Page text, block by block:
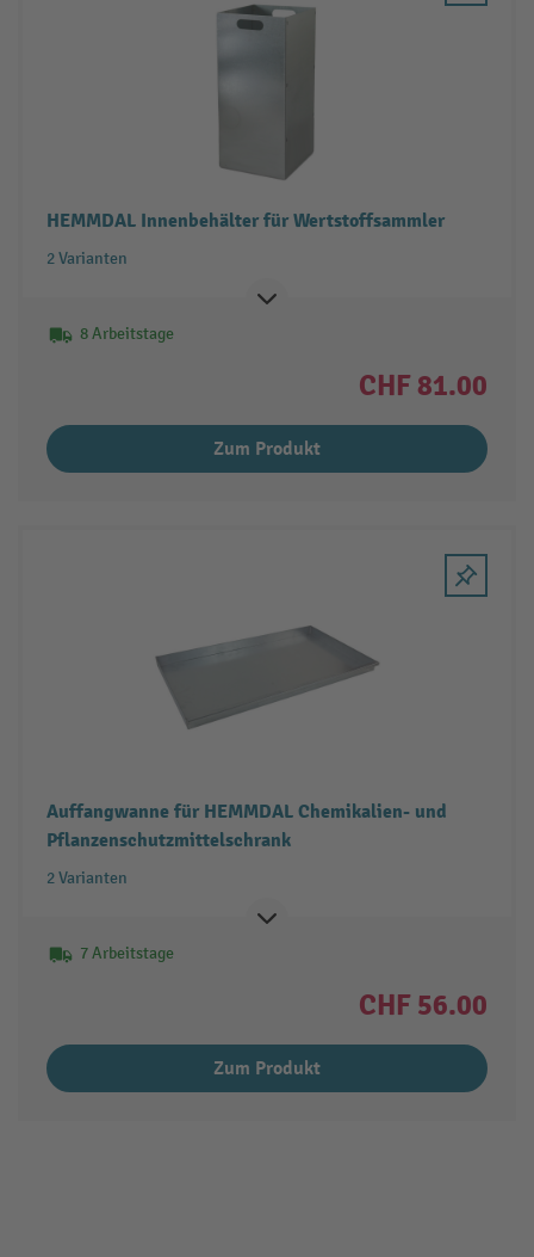
HEMMDAL Innenbehälter für Wertstoffsammler
2 Varianten
8 Arbeitstage
CHF 81.00
Zum Produkt
Auffangwanne für HEMMDAL Chemikalien- und
Pflanzenschutzmittelschrank
2 Varianten
7 Arbeitstage
CHF 56.00
Zum Produkt